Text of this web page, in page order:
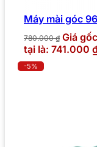
Máy mài góc
780.000₫ Giá
tại là: 741.000
-5%